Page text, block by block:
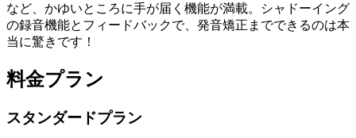
など、かゆいところに手が届く機能が満載。シャドーイング
の録音機能とフィードバックで、発音矯正までできるのは本
当に驚きです！
料金プラン
スタンダードプラン